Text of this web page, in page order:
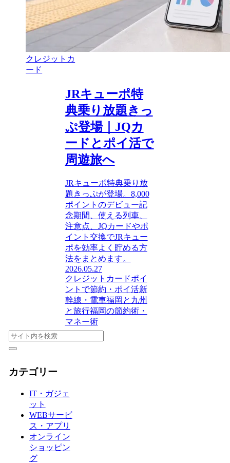
クレジットカ
ード
JRキューポ特
典乗り放題きっ
ぷ登場｜JQカ
ードとポイ活で
周遊旅へ
JRキューポ特典乗り放
題きっぷが登場。8,000
ポイントのデビュー記
念期間、使える列車、
注意点、JQカードやポ
イント交換でJRキュー
ポを効率よく貯める方
法をまとめます。
2026.05.27
クレジットカードポイ
ントで節約・ポイ活新
幹線・電車福岡と九州
と旅行福岡の節約術・
マネー術
カテゴリー
IT・ガジェ
ット
WEBサービ
ス・アプリ
オンライン
ショッピン
グ